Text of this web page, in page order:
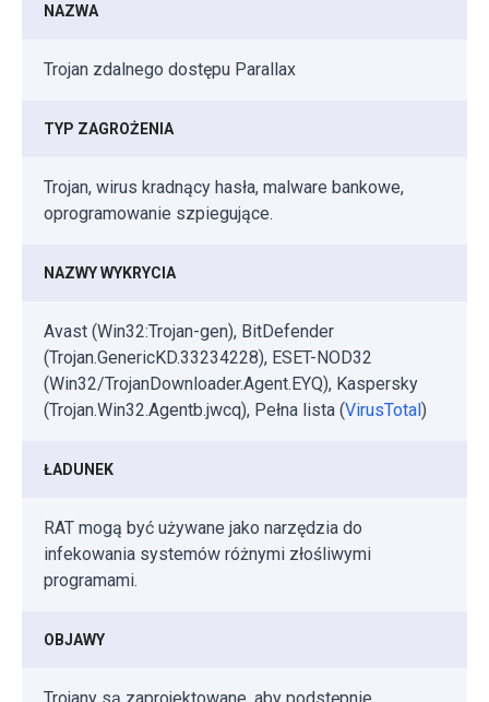
NAZWA
Trojan zdalnego dostępu Parallax
TYP ZAGROŻENIA
Trojan, wirus kradnący hasła, malware bankowe,
oprogramowanie szpiegujące.
NAZWY WYKRYCIA
Avast (Win32:Trojan-gen), BitDefender
(Trojan.GenericKD.33234228), ESET-NOD32
(Win32/TrojanDownloader.Agent.EYQ), Kaspersky
(Trojan.Win32.Agentb.jwcq), Pełna lista (VirusTotal)
ŁADUNEK
RAT mogą być używane jako narzędzia do
infekowania systemów różnymi złośliwymi
programami.
OBJAWY